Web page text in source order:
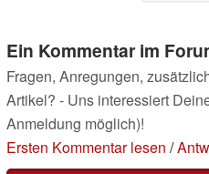
Ein Kommentar im
Fragen, Anregungen,
Artikel? - Uns interessiert
Anmeldung möglich)!
Ersten Kommentar lesen /